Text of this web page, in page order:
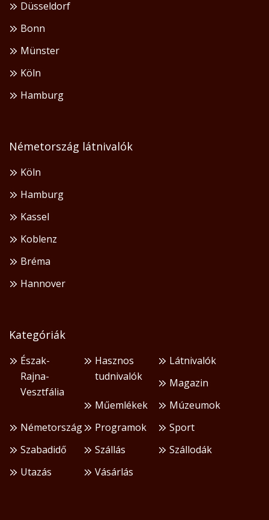
Düsseldorf
Bonn
Münster
Köln
Hamburg
Németország látnivalók
Köln
Hamburg
Kassel
Koblenz
Bréma
Hannover
Kategóriák
Észak-
Rajna-
Vesztfália
Hasznos
tudnivalók
Látnivalók
Magazin
Műemlékek
Múzeumok
Németország
Programok
Sport
Szabadidő
Szállás
Szállodák
Utazás
Vásárlás